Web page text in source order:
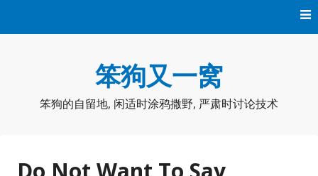
笨狗又一窝
笨狗的自留地, 闲适时涂鸦撒野, 严肃时讨论技术